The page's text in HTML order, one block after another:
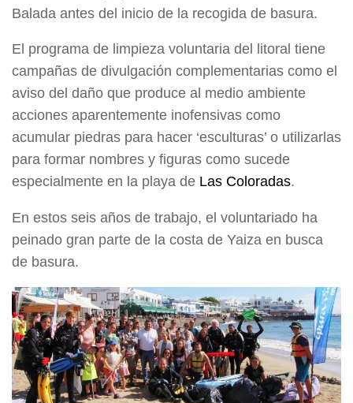
Balada antes del inicio de la recogida de basura.
El programa de limpieza voluntaria del litoral tiene
campañas de divulgación complementarias como el
aviso del daño que produce al medio ambiente
acciones aparentemente inofensivas como
acumular piedras para hacer ‘esculturas’ o utilizarlas
para formar nombres y figuras como sucede
especialmente en la playa de Las Coloradas.
En estos seis años de trabajo, el voluntariado ha
peinado gran parte de la costa de Yaiza en busca
de basura.